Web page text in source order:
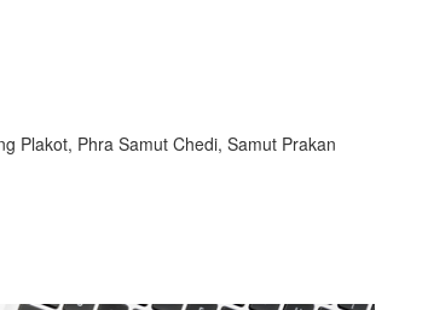
Plakot, Phra Samut Chedi, Samut Prakan